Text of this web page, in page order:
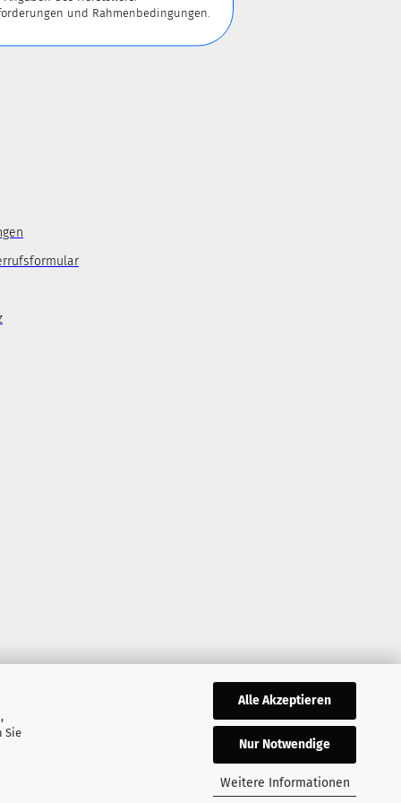
Sie
Alle Akzeptieren
Nur Notwendige
Weitere Informationen
und Rahmenbedingungen.